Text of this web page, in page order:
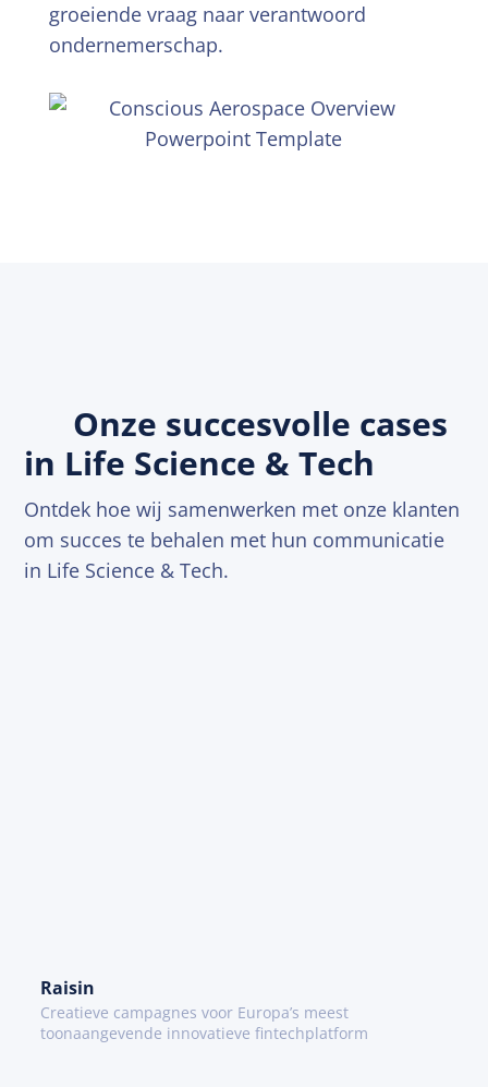
groeiende vraag naar verantwoord
ondernemerschap.
Onze succesvolle cases
in Life Science & Tech
Ontdek hoe wij samenwerken met onze klanten
om succes te behalen met hun communicatie
in Life Science & Tech.
Raisin
Creatieve campagnes voor Europa’s meest
toonaangevende innovatieve fintechplatform